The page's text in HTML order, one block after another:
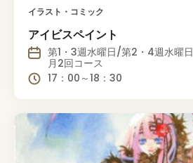
イラスト・コミック
アイビスペイント
第1・3週水曜日/第2・4週水曜日
月2回コース
17：00～18：30